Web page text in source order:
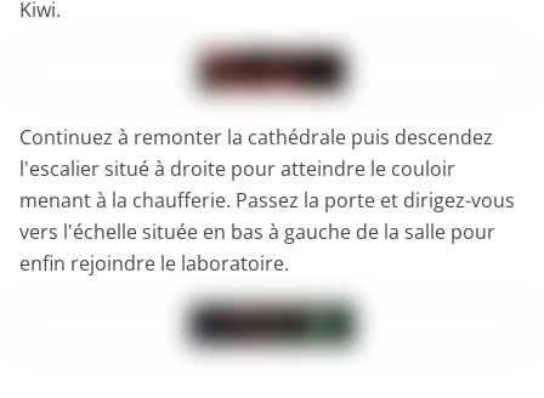
Kiwi.
Continuez à remonter la cathédrale puis descendez
l'escalier situé à droite pour atteindre le couloir
menant à la chaufferie. Passez la porte et dirigez-vous
vers l'échelle située en bas à gauche de la salle pour
enfin rejoindre le laboratoire.